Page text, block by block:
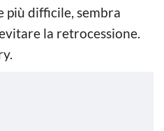
più difficile, sembra
la retrocessione.